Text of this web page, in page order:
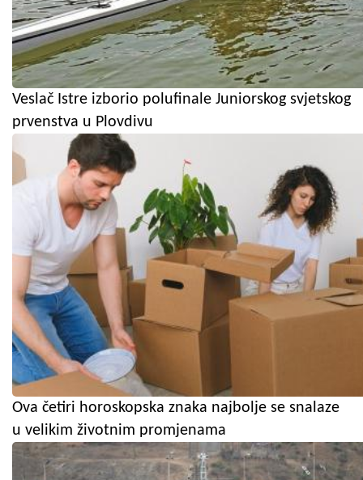
Veslač Istre izborio polufinale Juniorskog svjetskog
prvenstva u Plovdivu
Ova četiri horoskopska znaka najbolje se snalaze
u velikim životnim promjenama